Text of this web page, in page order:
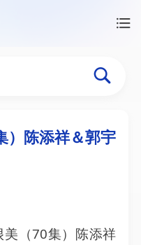
（70集）
）陈添祥＆郭宇
美（70集）陈添祥